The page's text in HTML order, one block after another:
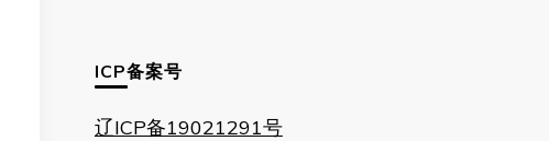
ICP备案号
辽ICP备19021291号